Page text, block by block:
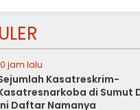
jam lalu
Kasatreskrim-
di Sumut
Daftar Namanya